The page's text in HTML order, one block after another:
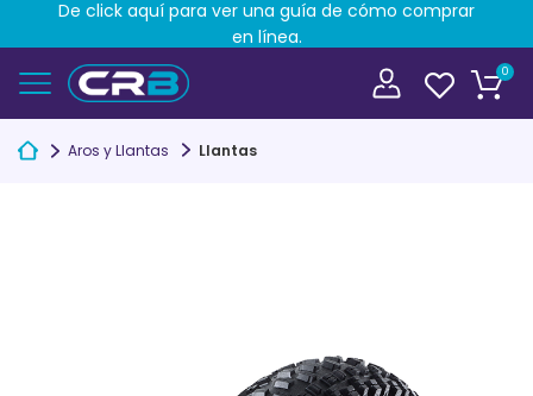
0
Aros y Llantas Llantas
De click aquí para ver una guía de cómo comprar
en línea.